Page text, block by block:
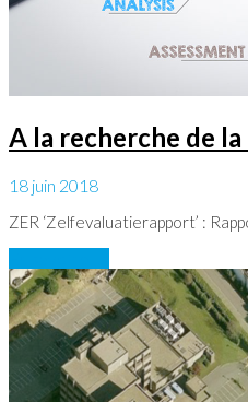
A la recherche de
18 juin 2018
ZER ‘Zelfevaluatierapport’ :